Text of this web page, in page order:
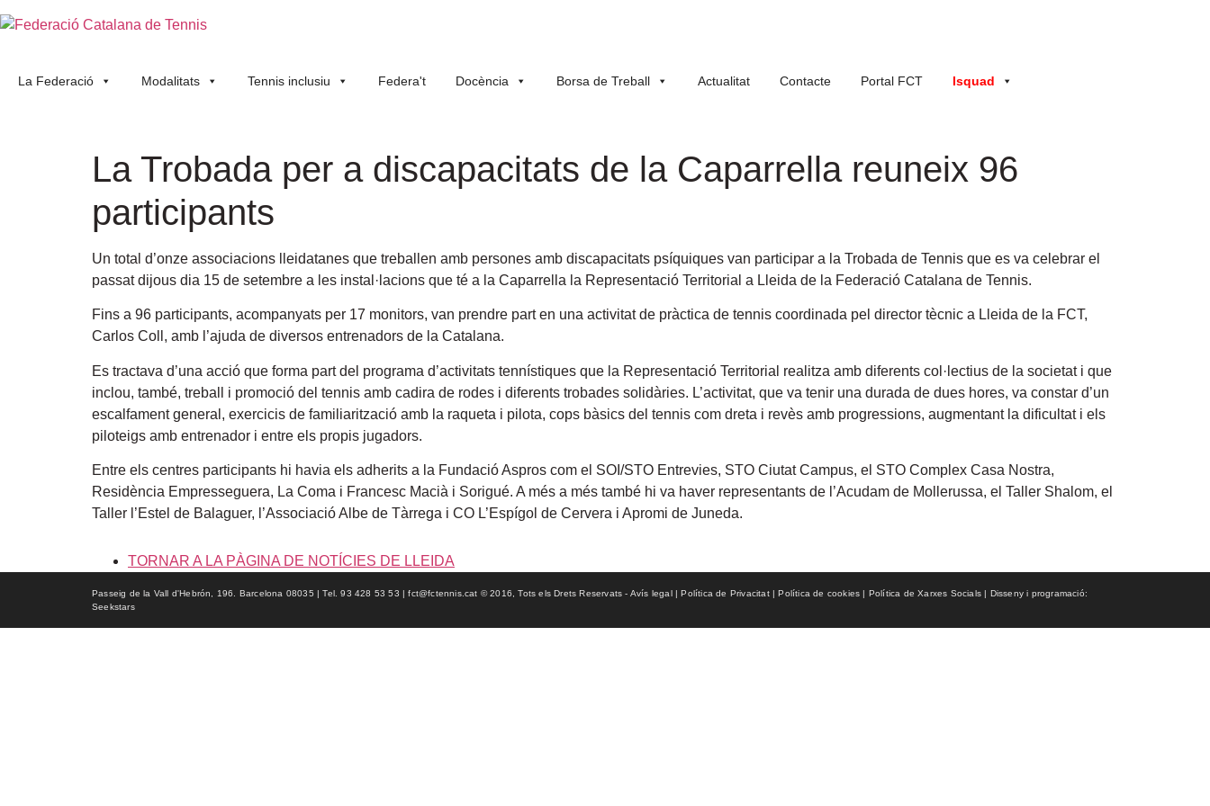
La Federació Modalitats Tennis inclusiu Federa't Docència Borsa de Treball Actualitat Contacte Portal FCT Isquad
La Trobada per a discapacitats de la Caparrella reuneix 96
participants
Un total d’onze associacions lleidatanes que treballen amb persones amb discapacitats psíquiques van participar a la Trobada de Tennis que es va celebrar el
passat dijous dia 15 de setembre a les instal·lacions que té a la Caparrella la Representació Territorial a Lleida de la Federació Catalana de Tennis.
Fins a 96 participants, acompanyats per 17 monitors, van prendre part en una activitat de pràctica de tennis coordinada pel director tècnic a Lleida de la FCT,
Carlos Coll, amb l’ajuda de diversos entrenadors de la Catalana.
Es tractava d’una acció que forma part del programa d’activitats tennístiques que la Representació Territorial realitza amb diferents col·lectius de la societat i que
inclou, també, treball i promoció del tennis amb cadira de rodes i diferents trobades solidàries. L’activitat, que va tenir una durada de dues hores, va constar d’un
escalfament general, exercicis de familiarització amb la raqueta i pilota, cops bàsics del tennis com dreta i revès amb progressions, augmentant la dificultat i els
piloteigs amb entrenador i entre els propis jugadors.
Entre els centres participants hi havia els adherits a la Fundació Aspros com el SOI/STO Entrevies, STO Ciutat Campus, el STO Complex Casa Nostra,
Residència Empresseguera, La Coma i Francesc Macià i Sorigué. A més a més també hi va haver representants de l’Acudam de Mollerussa, el Taller Shalom, el
Taller l’Estel de Balaguer, l’Associació Albe de Tàrrega i CO L’Espígol de Cervera i Apromi de Juneda.
TORNAR A LA PÀGINA DE NOTÍCIES DE LLEIDA
Passeig de la Vall d'Hebrón, 196. Barcelona 08035 | Tel. 93 428 53 53 | fct@fctennis.cat © 2016, Tots els Drets Reservats - Avís legal | Política de Privacitat | Política de cookies | Política de Xarxes Socials | Disseny i programació:
Seekstars